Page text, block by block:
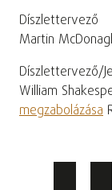
Díszlettervező
Martin
Díszlettervező/
William
megzabolázása